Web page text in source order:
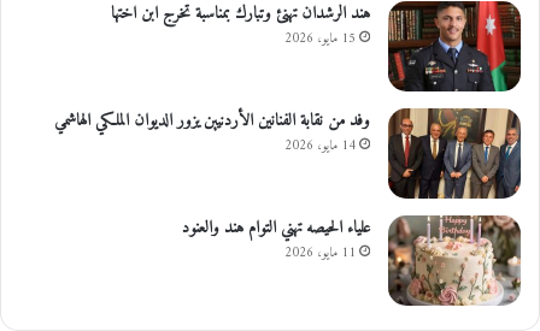
هند الرشدان تهنئ وتبارك بمناسبة تخرج ابن اختها
15 مايو، 2026
وفد من نقابة الفنانين الأردنيين يزور الديوان الملكي الهاشمي
14 مايو، 2026
علياء الحيصه تهني التوام هند والعنود
11 مايو، 2026